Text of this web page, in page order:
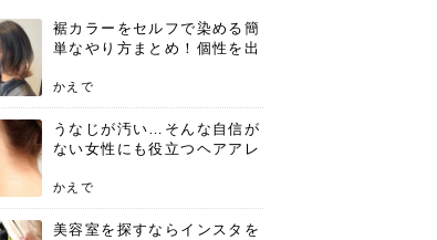
裾カラーをセルフで染める簡
単なやり方まとめ！個性を出
かえで
うなじが汚い…そんな自信が
ない女性にも役立つヘアアレ
かえで
美容室を探すならインスタを